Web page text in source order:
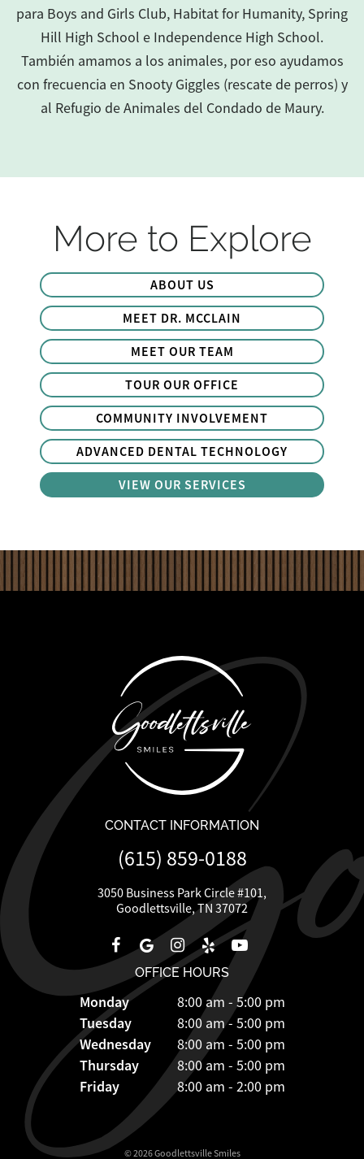
para Boys and Girls Club, Habitat for Humanity, Spring
Hill High School e Independence High School.
También amamos a los animales, por eso ayudamos
con frecuencia en Snooty Giggles (rescate de perros) y
al Refugio de Animales del Condado de Maury.
More to Explore
ABOUT US
MEET DR. MCCLAIN
MEET OUR TEAM
TOUR OUR OFFICE
COMMUNITY INVOLVEMENT
ADVANCED DENTAL TECHNOLOGY
VIEW OUR SERVICES
CONTACT INFORMATION
(615) 859-0188
3050 Business Park Circle #101,
Goodlettsville, TN 37072
OFFICE HOURS
Monday 8:00 am - 5:00 pm
Tuesday 8:00 am - 5:00 pm
Wednesday 8:00 am - 5:00 pm
Thursday 8:00 am - 5:00 pm
Friday 8:00 am - 2:00 pm
©2026Goodlettsville Smiles